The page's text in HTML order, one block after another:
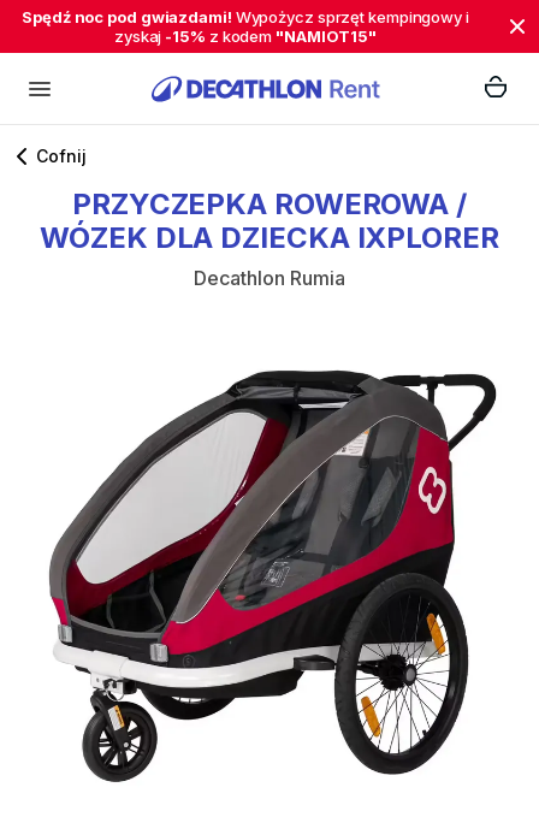
Spędź noc pod gwiazdami! Wypożycz sprzęt kempingowy i
zyskaj -15% z kodem "NAMIOT15"
Cofnij
PRZYCZEPKA ROWEROWA ​/​
WÓZEK DLA DZIECKA IXPLORER
Decathlon Rumia